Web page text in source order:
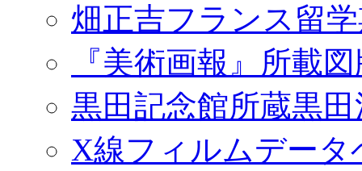
畑正吉フランス留
『美術画報』所載
黒田記念館所蔵黒
X線フィルムデータ